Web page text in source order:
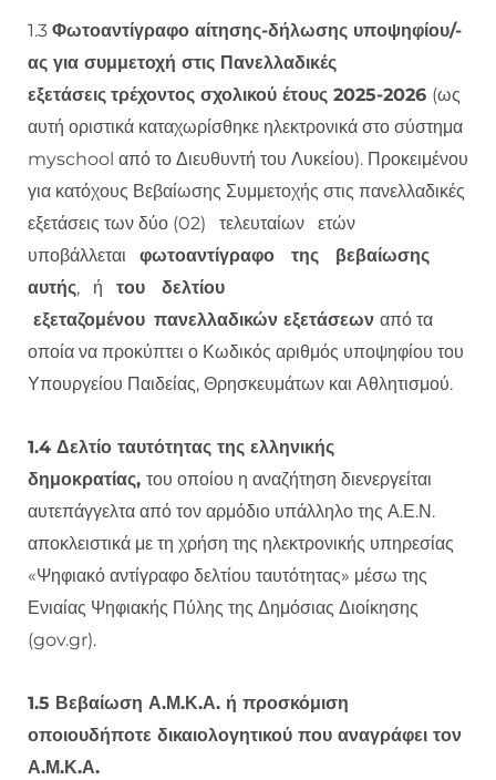
1.3 Φωτοαντίγραφο αίτησης-δήλωσης υποψηφίου/-
ας για συμμετοχή στις Πανελλαδικές
εξετάσεις τρέχοντος σχολικού έτους 2025-2026 (ως
αυτή οριστικά καταχωρίσθηκε ηλεκτρονικά στο σύστημα
myschool από το Διευθυντή του Λυκείου). Προκειμένου
για κατόχους Βεβαίωσης Συμμετοχής στις πανελλαδικές
εξετάσεις των δύο (02) τελευταίων ετών
υποβάλλεται φωτοαντίγραφο της βεβαίωσης
αυτής, ή του δελτίου
εξεταζομένου πανελλαδικών εξετάσεων από τα
οποία να προκύπτει ο Κωδικός αριθμός υποψηφίου του
Υπουργείου Παιδείας, Θρησκευμάτων και Αθλητισμού.
1.4 Δελτίο ταυτότητας της ελληνικής
δημοκρατίας, του οποίου η αναζήτηση διενεργείται
αυτεπάγγελτα από τον αρμόδιο υπάλληλο της Α.Ε.Ν.
αποκλειστικά με τη χρήση της ηλεκτρονικής υπηρεσίας
«Ψηφιακό αντίγραφο δελτίου ταυτότητας» μέσω της
Ενιαίας Ψηφιακής Πύλης της Δημόσιας Διοίκησης
(gov.gr).
1.5 Βεβαίωση Α.Μ.Κ.Α. ή προσκόμιση
οποιουδήποτε δικαιολογητικού που αναγράφει τον
Α.Μ.Κ.Α.